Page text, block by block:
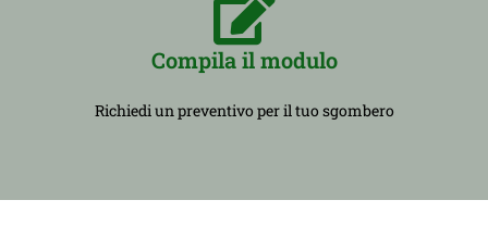
Compila il modulo
Richiedi un preventivo per il tuo sgombero